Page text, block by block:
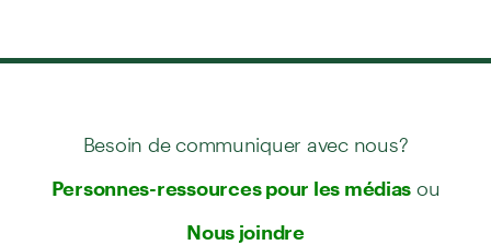
Besoin de communiquer avec nous?
Personnes-ressources pour les médias ou
Nous joindre